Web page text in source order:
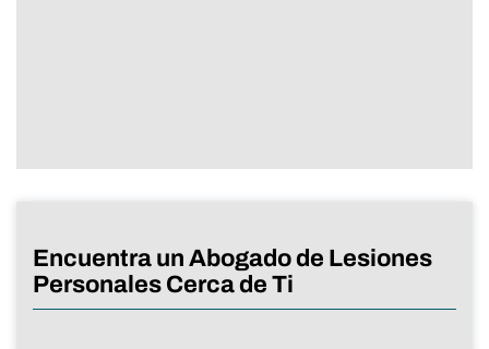
Encuentra un Abogado de Lesiones
Personales Cerca de Ti